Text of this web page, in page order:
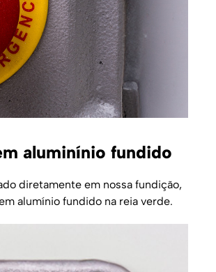
aluminínio fundido
diretamente em nossa fundição,
alumínio fundido na reia verde.